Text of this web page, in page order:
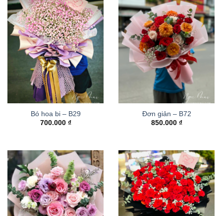
Bó hoa bi – B29
700.000 ₫
Đơn giản – B72
850.000 ₫